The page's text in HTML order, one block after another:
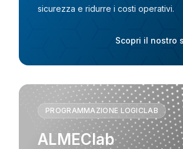
sicurezza e ridurre i costi operativi.
Scopri il nostro
PROGRAMMAZIONE LOGICLAB
ALMEClab